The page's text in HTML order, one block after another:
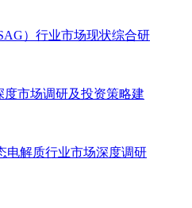
）行业市场现状综合研
度市场调研及投资策略建
电解质行业市场深度调研